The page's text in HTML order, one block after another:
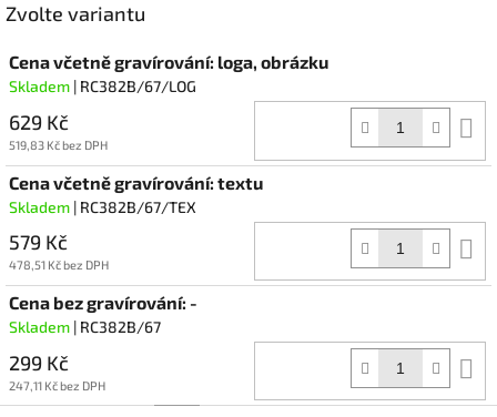
Zvolte variantu
Cena včetně gravírování: loga, obrázku
Skladem | RC382B/67/LOG
629 Kč
519,83 Kč bez DPH
Cena včetně gravírování: textu
Skladem | RC382B/67/TEX
579 Kč
478,51 Kč bez DPH
Cena bez gravírování: -
Skladem | RC382B/67
299 Kč
247,11 Kč bez DPH